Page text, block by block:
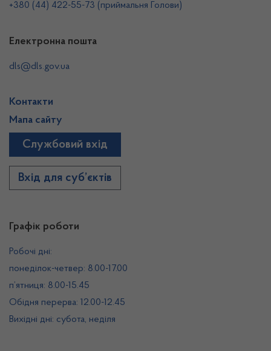
Графік роботи
Робочі дні:
понеділок-четвер: 8.00-17.00
п’ятниця: 8.00-15.45
Обідня перерва: 12.00-12.45
Вихідні дні: субота, неділя
+380 (44) 422-55-73 (приймальня Голови)
Електронна пошта
dls@dls.gov.ua
Контакти
Мапа сайту
Службовий вхід
Вхід для суб’єктів